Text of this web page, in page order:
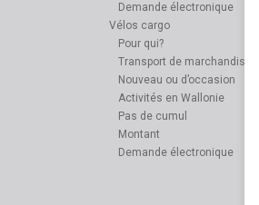
Demande électronique
Vélos cargo
Pour qui?
Transport de marchandises
Nouveau ou d’occasion
Activités en Wallonie
Pas de cumul
Montant
Demande électronique